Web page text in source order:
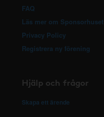
FAQ
Läs mer om Sponsorhuset
Privacy Policy
Registrera ny förening
Hjälp och frågor
Skapa ett ärende